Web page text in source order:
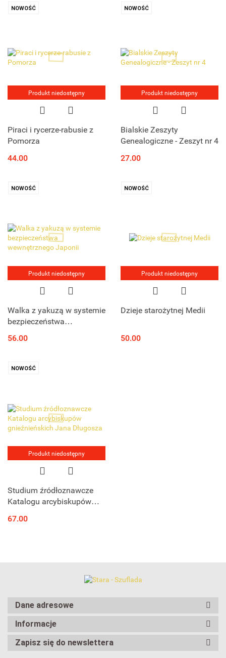
NOWOŚĆ
Produkt niedostępny
Piraci i rycerze-rabusie z
Pomorza
44.00
NOWOŚĆ
Produkt niedostępny
Bialskie Zeszyty
Genealogiczne - Zeszyt nr 4
27.00
NOWOŚĆ
Produkt niedostępny
Walka z yakuzą w systemie
bezpieczeństwa
56.00
NOWOŚĆ
Produkt niedostępny
Dzieje starożytnej Medii
50.00
NOWOŚĆ
Produkt niedostępny
Studium źródłoznawcze
Katalogu arcybiskupów
Długosza
67.00
Dane adresowe
Informacje
Zapisz się do newslettera